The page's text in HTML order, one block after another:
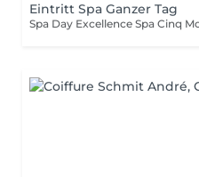
Eintritt Spa Ganzer Tag